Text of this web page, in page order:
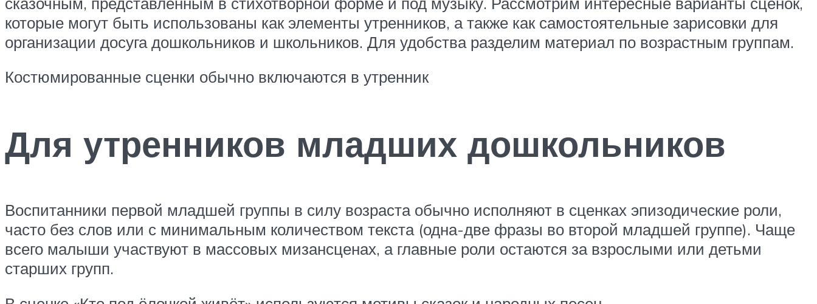
которые могут быть использованы как элементы утренников, а также как самостоятельные зарисовки для
организации досуга дошкольников и школьников. Для удобства разделим материал по возрастным группам.
Костюмированные сценки обычно включаются в утренник
Для утренников младших дошкольников
Воспитанники первой младшей группы в силу возраста обычно исполняют в сценках эпизодические роли,
часто без слов или с минимальным количеством текста (одна-две фразы во второй младшей группе). Чаще
всего малыши участвуют в массовых мизансценах, а главные роли остаются за взрослыми или детьми
старших групп.